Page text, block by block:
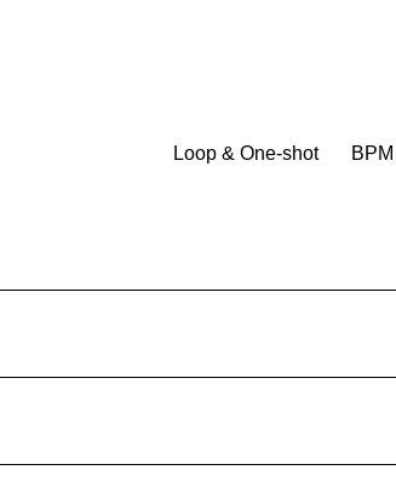
Loop & One-shot BPM